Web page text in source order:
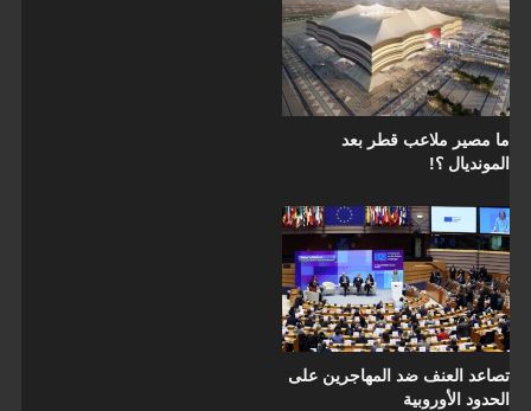
ما مصير ملاعب قطر بعد
المونديال ؟!
تصاعد العنف ضد المهاجرين على
الحدود الأوروبية